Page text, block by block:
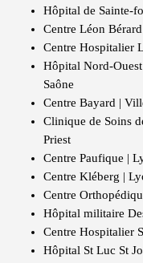
Hôpital de Sainte-
Centre Léon
Centre Hospitalier
Hôpital Nord-
Saône
Centre Bayard |
Clinique de Soins
Priest
Centre Paufique |
Centre Kléberg |
Centre
Hôpital militaire
Centre Hospitalier
Hôpital St Luc St